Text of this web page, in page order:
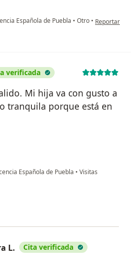
Española de Puebla • Otro • en opinión
Reportar
verificada
Mi hija va con gusto a
tranquila porque está en
Española de Puebla • Visitas
L. Cita verificada